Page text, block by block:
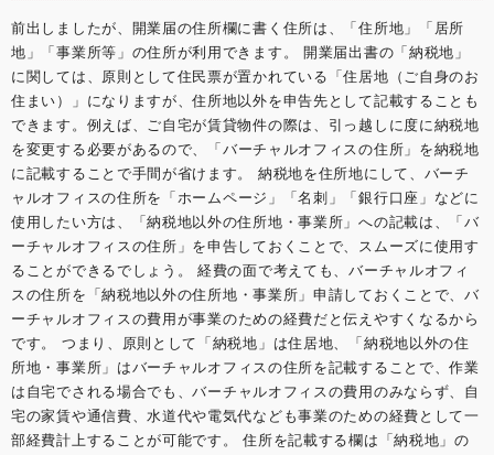
前出しましたが、開業届の住所欄に書く住所は、「住所地」「居所
地」「事業所等」の住所が利用できます。 開業届出書の「納税地」
に関しては、原則として住民票が置かれている「住居地（ご自身のお
住まい）」になりますが、住所地以外を申告先として記載することも
できます。例えば、ご自宅が賃貸物件の際は、引っ越しに度に納税地
を変更する必要があるので、「 バーチャルオフィスの住所 」を納税地
に記載することで手間が省けます。 納税地を住所地にして、 バーチ
ャルオフィスの住所を「ホームページ」「名刺」「銀行口座」などに
使用したい方は、「納税地以外の住所地・事業所」への記載は、「バ
ーチャルオフィスの住所」を申告しておくことで、スムーズに使用す
ることができるでしょう。 経費の面で考えても、バーチャルオフィ
スの住所を「納税地以外の住所地・事業所」申請しておくことで、バ
ーチャルオフィスの費用が事業のための経費だと伝えやすくなるから
です。 つまり、原則として「納税地」は住居地、「納税地以外の住
所地・事業所」はバーチャルオフィスの住所を記載することで、作業
は自宅でされる場合でも、バーチャルオフィスの費用のみならず、自
宅の家賃や通信費、水道代や電気代なども事業のための経費として一
部経費計上することが可能です。 住所を記載する欄は「納税地」の